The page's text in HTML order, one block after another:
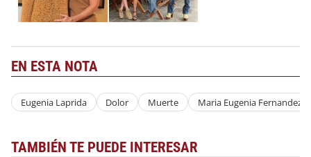
EN ESTA NOTA
Eugenia Laprida Dolor Muerte Maria Eugenia Fernandez
TAMBIÉN TE PUEDE INTERESAR